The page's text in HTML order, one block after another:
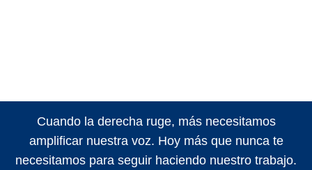
Cuando la derecha ruge, más necesitamos
amplificar nuestra voz. Hoy más que nunca te
necesitamos para seguir haciendo nuestro trabajo.